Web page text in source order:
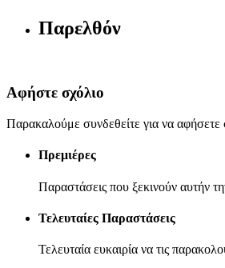
Παρελθόν
Αφήστε σχόλιο
Παρακαλούμε συνδεθείτε για να αφήσετε
Πρεμιέρες
Παραστάσεις που ξεκινούν αυτήν
Τελευταίες Παραστάσεις
Τελευταία ευκαιρία να τις